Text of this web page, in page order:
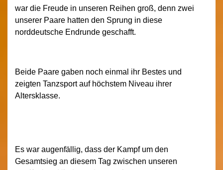
war die Freude in unseren Reihen groß, denn zwei
unserer Paare hatten den Sprung in diese
norddeutsche Endrunde geschafft.
Beide Paare gaben noch einmal ihr Bestes und
zeigten Tanzsport auf höchstem Niveau ihrer
Altersklasse.
Es war augenfällig, dass der Kampf um den
Gesamtsieg an diesem Tag zwischen unseren